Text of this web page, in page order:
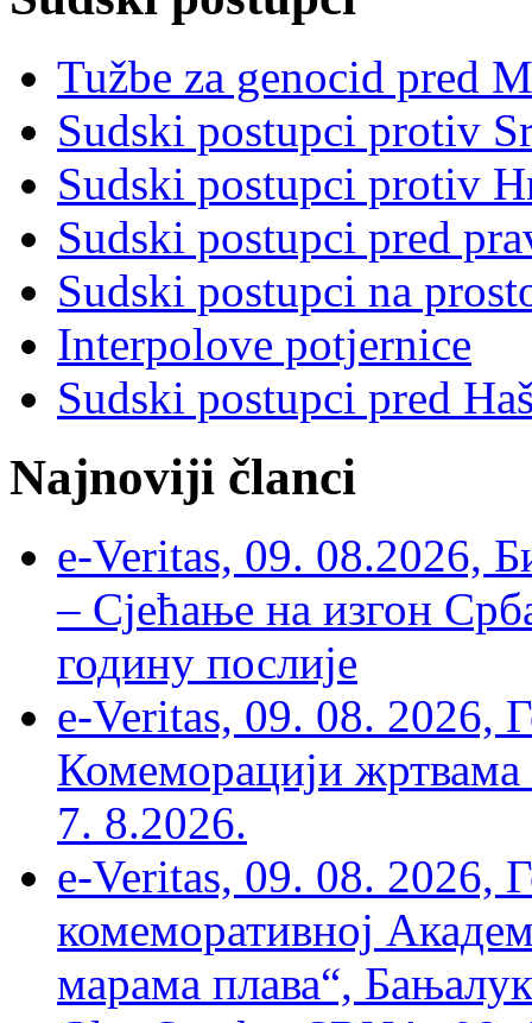
Tužbe za genocid pred
Sudski postupci protiv
Sudski postupci protiv
Sudski postupci pred
Sudski postupci na
Interpolove potjernice
Sudski postupci pred
Najnoviji članci
e-Veritas, 09. 08.2026,
– Сјећање на изгон
годину послије
e-Veritas, 09. 08. 2026,
Комеморацији жртвама
7. 8.2026.
e-Veritas, 09. 08. 2026,
комеморативној
марама плава“,